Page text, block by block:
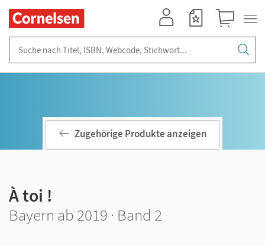
Zugehörige Produkte anzeigen
À toi !
Bayern ab 2019 · Band 2